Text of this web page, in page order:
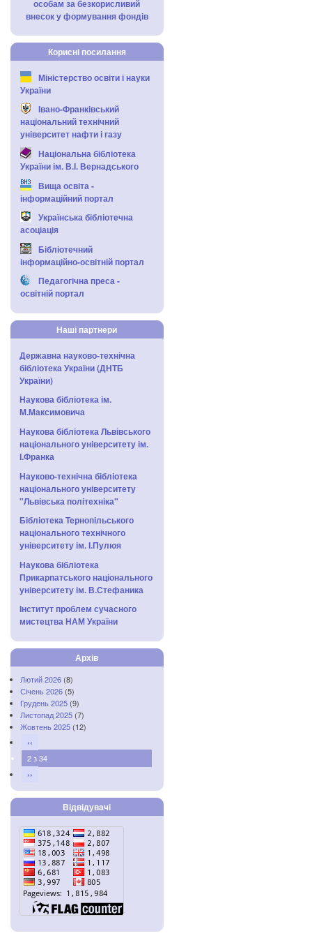
особам за безкорисливий
внесок у формування фондів
Корисні посилання
Міністерство освіти і науки
України
Івано-Франківський
національний технічний
університет нафти і газу
Національна бібліотека
України ім. В.І. Вернадського
Вища освіта -
інформаційний портал
Українська бібліотечна
асоціація
Бібліотечний
інформаційно-освітній портал
Педагогічна преса -
освітній портал
Наші партнери
Державна науково-технічна
бібліотека України (ДНТБ
України)
Наукова бібліотека ім.
М.Максимовича
Наукова бібліотека Львівського
національного університету ім.
І.Франка
Науково-технічна бібліотека
національного університету
"Львівська політехніка"
Бібліотека Тернопільського
національного технічного
університету ім. І.Пулюя
Наукова бібліотека
Прикарпатського національного
університету ім. В.Стефаника
Інститут проблем сучасного
мистецтва НАМ України
Архів
Лютий 2026 (8)
Січень 2026 (5)
Грудень 2025 (9)
Листопад 2025 (7)
Жовтень 2025 (12)
‹‹
2 з 34
››
Відвідувачі